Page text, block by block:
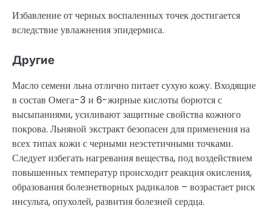
Избавление от черных воспаленных точек достигается
вследствие увлажнения эпидермиса.
Другие
Масло семени льна отлично питает сухую кожу. Входящие
в состав Омега-3 и 6-жирные кислоты борются с
высыпаниями, усиливают защитные свойства кожного
покрова. Льняной экстракт безопасен для применения на
всех типах кожи с черными неэстетичными точками.
Следует избегать нагревания вещества, под воздействием
повышенных температур происходит реакция окисления,
образования болезнетворных радикалов – возрастает риск
инсульта, опухолей, развития болезней сердца.